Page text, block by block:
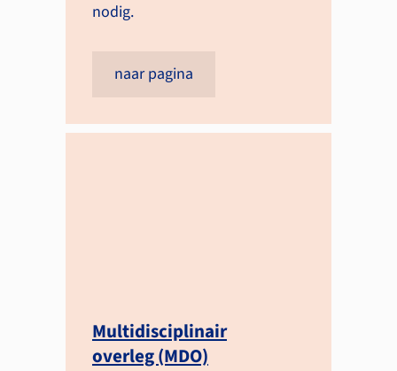
nodig.
naar pagina
Multidisciplinair
overleg (MDO)